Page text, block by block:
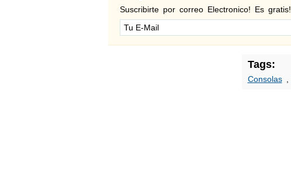
Suscribirte por correo Electronico! Es gratis!
Tags:
Consolas,